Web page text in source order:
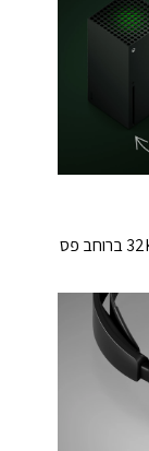
בהירות קול מעולה עם טכנולוגיית 32KHz/16-bit ברוחב פס